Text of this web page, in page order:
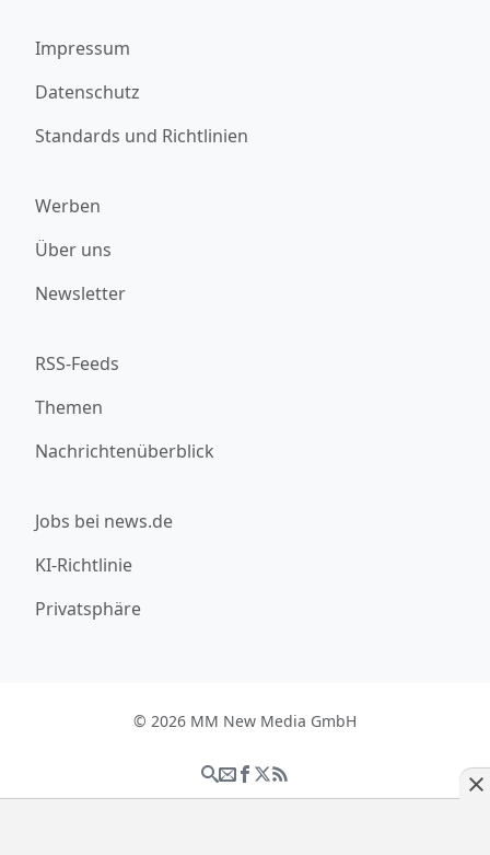
Impressum
Datenschutz
Standards und Richtlinien
Werben
Über uns
Newsletter
RSS-Feeds
Themen
Nachrichtenüberblick
Jobs bei news.de
KI-Richtlinie
Privatsphäre
© 2026 MM New Media GmbH